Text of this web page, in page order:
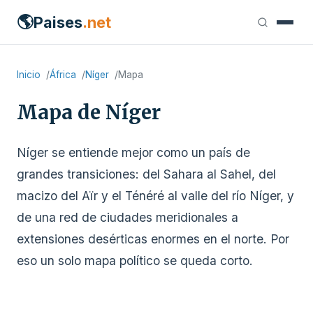
🌎Paises.net
Inicio África Níger Mapa
Mapa de Níger
Níger se entiende mejor como un país de
grandes transiciones: del Sahara al Sahel, del
macizo del Aïr y el Ténéré al valle del río Níger, y
de una red de ciudades meridionales a
extensiones desérticas enormes en el norte. Por
eso un solo mapa político se queda corto.